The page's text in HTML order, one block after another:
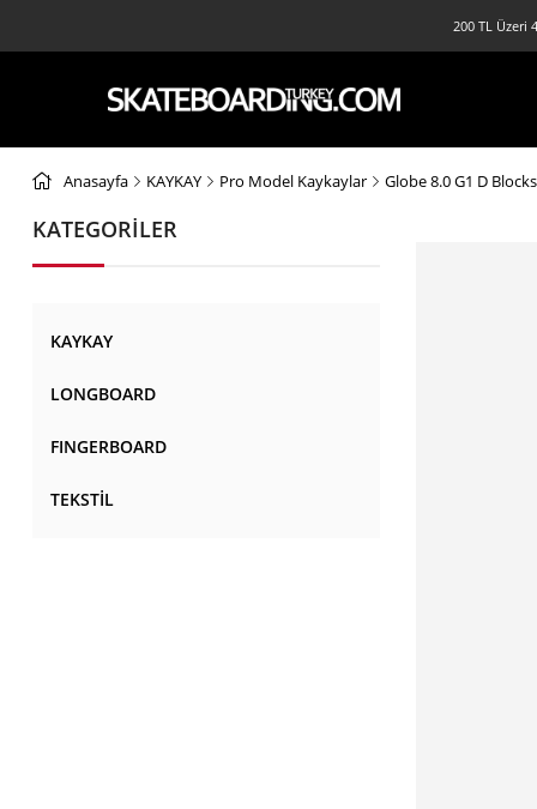
200 TL Üzeri
Anasayfa KAYKAY Pro Model Kaykaylar Globe 8.0 G1 D
KATEGORİLER
KAYKAY
LONGBOARD
FINGERBOARD
TEKSTİL